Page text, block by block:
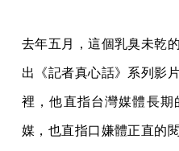
去年五月，這個乳臭未乾
出《記者真心話》系列影
裡，他直指台灣媒體長
媒，也直指口嫌體正直的